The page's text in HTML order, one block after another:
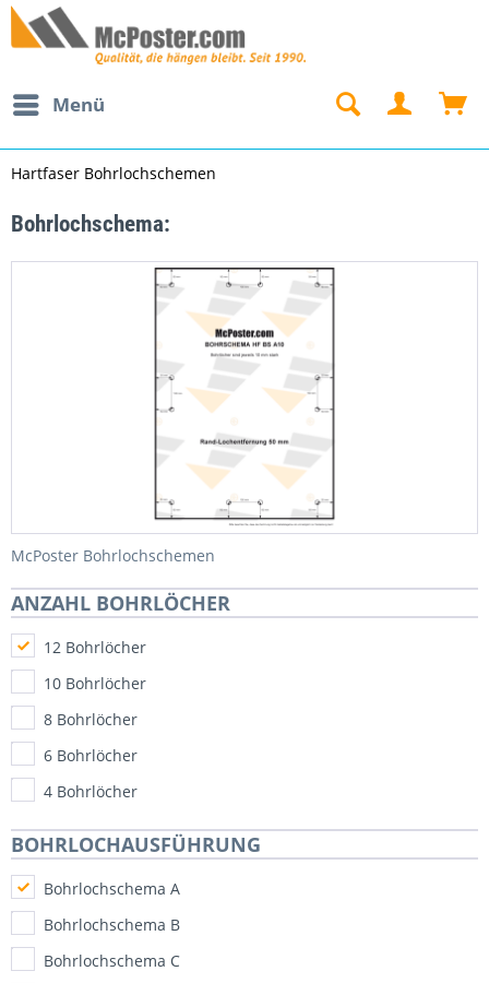
Menü
Hartfaser Bohrlochschemen
Bohrlochschema:
McPoster Bohrlochschemen
ANZAHL BOHRLÖCHER
12 Bohrlöcher
10 Bohrlöcher
8 Bohrlöcher
6 Bohrlöcher
4 Bohrlöcher
BOHRLOCHAUSFÜHRUNG
Bohrlochschema A
Bohrlochschema B
Bohrlochschema C